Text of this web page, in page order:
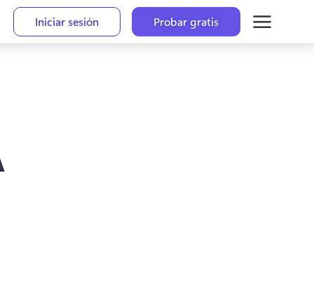
Iniciar sesión Probar gratis